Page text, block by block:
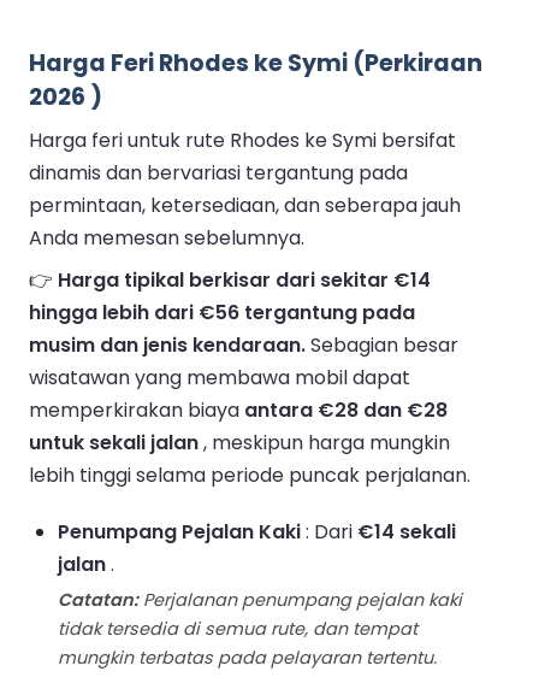
Harga Feri Rhodes ke Symi (Perkiraan
2026 )
Harga feri untuk rute Rhodes ke Symi bersifat
dinamis dan bervariasi tergantung pada
permintaan, ketersediaan, dan seberapa jauh
Anda memesan sebelumnya.
👉 Harga tipikal berkisar dari sekitar €14
hingga lebih dari €56 tergantung pada
musim dan jenis kendaraan.Sebagian besar
wisatawan yang membawa mobil dapat
memperkirakan biaya antara €28 dan €28
untuk sekali jalan, meskipun harga mungkin
lebih tinggi selama periode puncak perjalanan.
Penumpang Pejalan Kaki: Dari €14 sekali
jalan.
Catatan:Perjalanan penumpang pejalan kaki
tidak tersedia di semua rute, dan tempat
mungkin terbatas pada pelayaran tertentu.